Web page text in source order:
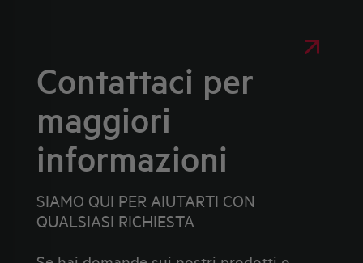
Contattaci per
maggiori
informazioni
SIAMO QUI PER AIUTARTI CON
QUALSIASI RICHIESTA